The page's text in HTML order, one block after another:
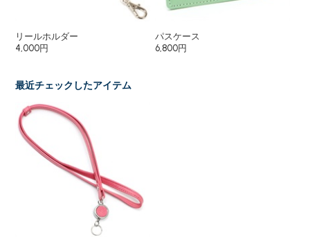
リールホルダー
4,000円
パスケース
6,800円
最近チェックしたアイテム